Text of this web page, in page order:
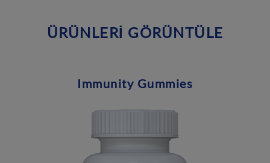
ÜRÜNLERİ GÖRÜNTÜLE
Immunity Gummies